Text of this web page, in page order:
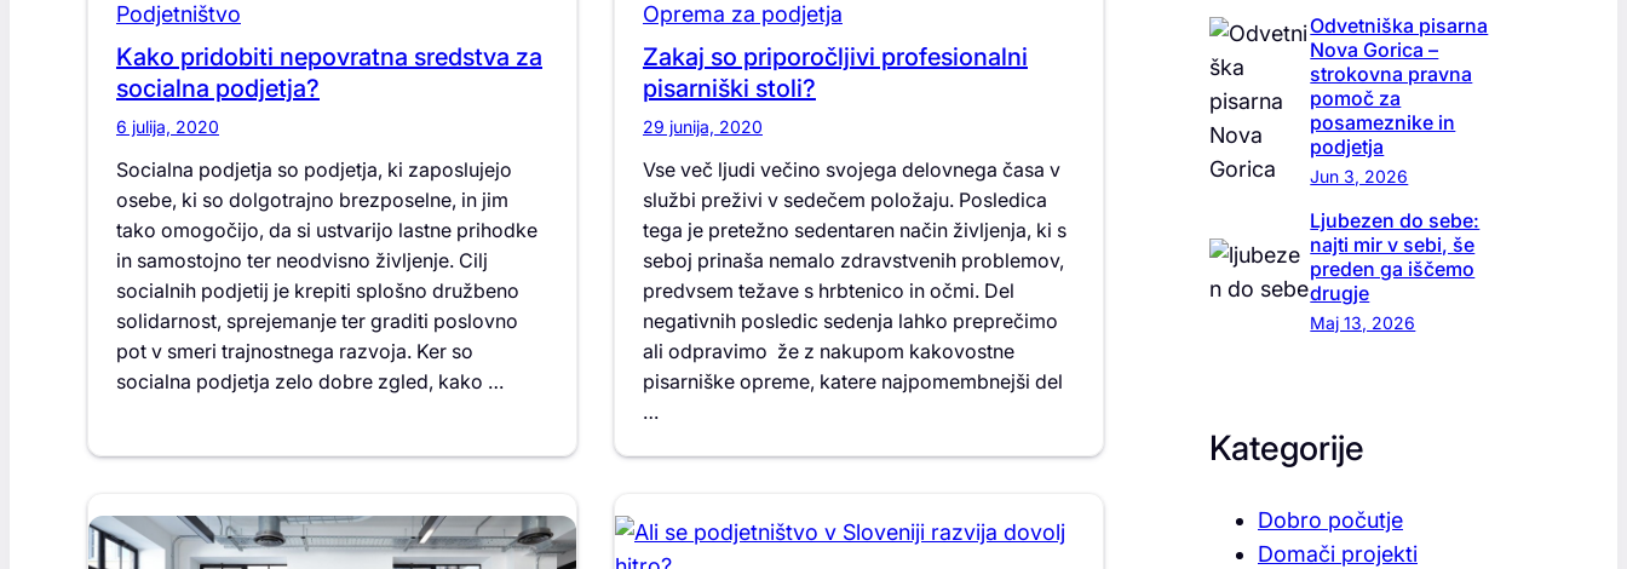
Podjetništvo
Kako pridobiti nepovratna sredstva za
socialna podjetja?
6 julija, 2020
Socialna podjetja so podjetja, ki zaposlujejo
osebe, ki so dolgotrajno brezposelne, in jim
tako omogočijo, da si ustvarijo lastne prihodke
in samostojno ter neodvisno življenje. Cilj
socialnih podjetij je krepiti splošno družbeno
solidarnost, sprejemanje ter graditi poslovno
pot v smeri trajnostnega razvoja. Ker so
socialna podjetja zelo dobre zgled, kako …
Oprema za podjetja
Zakaj so priporočljivi profesionalni
pisarniški stoli?
29 junija, 2020
Vse več ljudi večino svojega delovnega časa v
službi preživi v sedečem položaju. Posledica
tega je pretežno sedentaren način življenja, ki s
seboj prinaša nemalo zdravstvenih problemov,
predvsem težave s hrbtenico in očmi. Del
negativnih posledic sedenja lahko preprečimo
ali odpravimo že z nakupom kakovostne
pisarniške opreme, katere najpomembnejši del
…
Odvetniška pisarna
Nova Gorica –
strokovna pravna
pomoč za
posameznike in
podjetja
Jun 3, 2026
Ljubezen do sebe:
najti mir v sebi, še
preden ga iščemo
drugje
Maj 13, 2026
Kategorije
Dobro počutje
Domači projekti